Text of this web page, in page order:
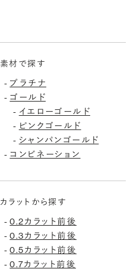
素材で探す
- プラチナ
- ゴールド
- イエローゴールド
- ピンクゴールド
- シャンパンゴールド
- コンビネーション
カラットから探す
-0.2カラット前後
-0.3カラット前後
-0.5カラット前後
-0.7カラット前後